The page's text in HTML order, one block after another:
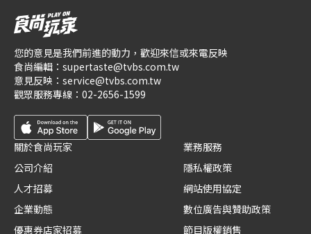
您的意見是我們前進的動力，歡迎來信或來電反映
食尚編輯： supertaste@tvbs.com.tw
意見反映： service@tvbs.com.tw
觀眾服務專線： 02-2656-1599
關於食尚玩家
公司介紹
人才招募
企業動態
優惠券店家招募
業務服務
隱私權政策
網站使用協定
數位廣告與贊助政策
節目版權銷售